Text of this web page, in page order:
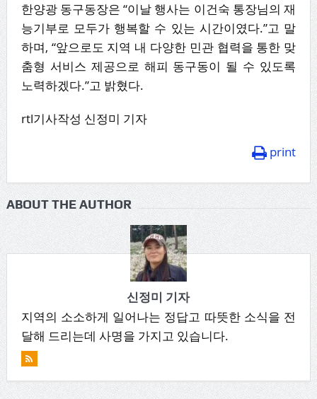
한양광 동구동장은 “이날 행사는 이건숙 통장님의 재
능기부로 모두가 행복할 수 있는 시간이였다.”고 말
하며, “앞으로도 지역 내 다양한 민관 협력을 통한 맞
춤형 서비스 제공으로 해피 동구동이 될 수 있도록
노력하겠다.”고 밝혔다.
rtl기사작성 신정미 기자
print
ABOUT THE AUTHOR
신정미 기자
지역의 소소하게 일어나는 정답고 따뜻한 소식을 전
달해 드리는데 사명을 가지고 있습니다.